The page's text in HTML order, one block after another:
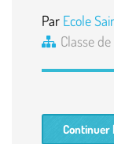
Par Ecole
Classe
Continuer